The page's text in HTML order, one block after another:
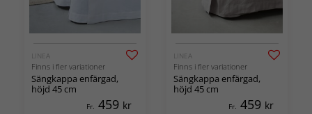
LINEA
Finns i fler variationer
Sängkappa enfärgad,
höjd 45 cm
Fr. 459 kr
LINEA
Finns i fler variationer
Sängkappa enfärgad,
höjd 45 cm
Fr. 459 kr